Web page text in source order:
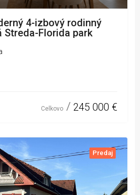
4-izbový rodinný
Streda-Florida park
Celkovo 245 000 €
Predaj